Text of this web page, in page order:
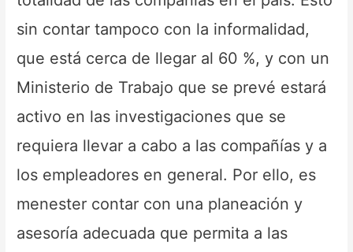
sin contar tampoco con la informalidad,
que está cerca de llegar al 60 %, y con un
Ministerio de Trabajo que se prevé estará
activo en las investigaciones que se
requiera llevar a cabo a las compañías y a
los empleadores en general. Por ello, es
menester contar con una planeación y
asesoría adecuada que permita a las